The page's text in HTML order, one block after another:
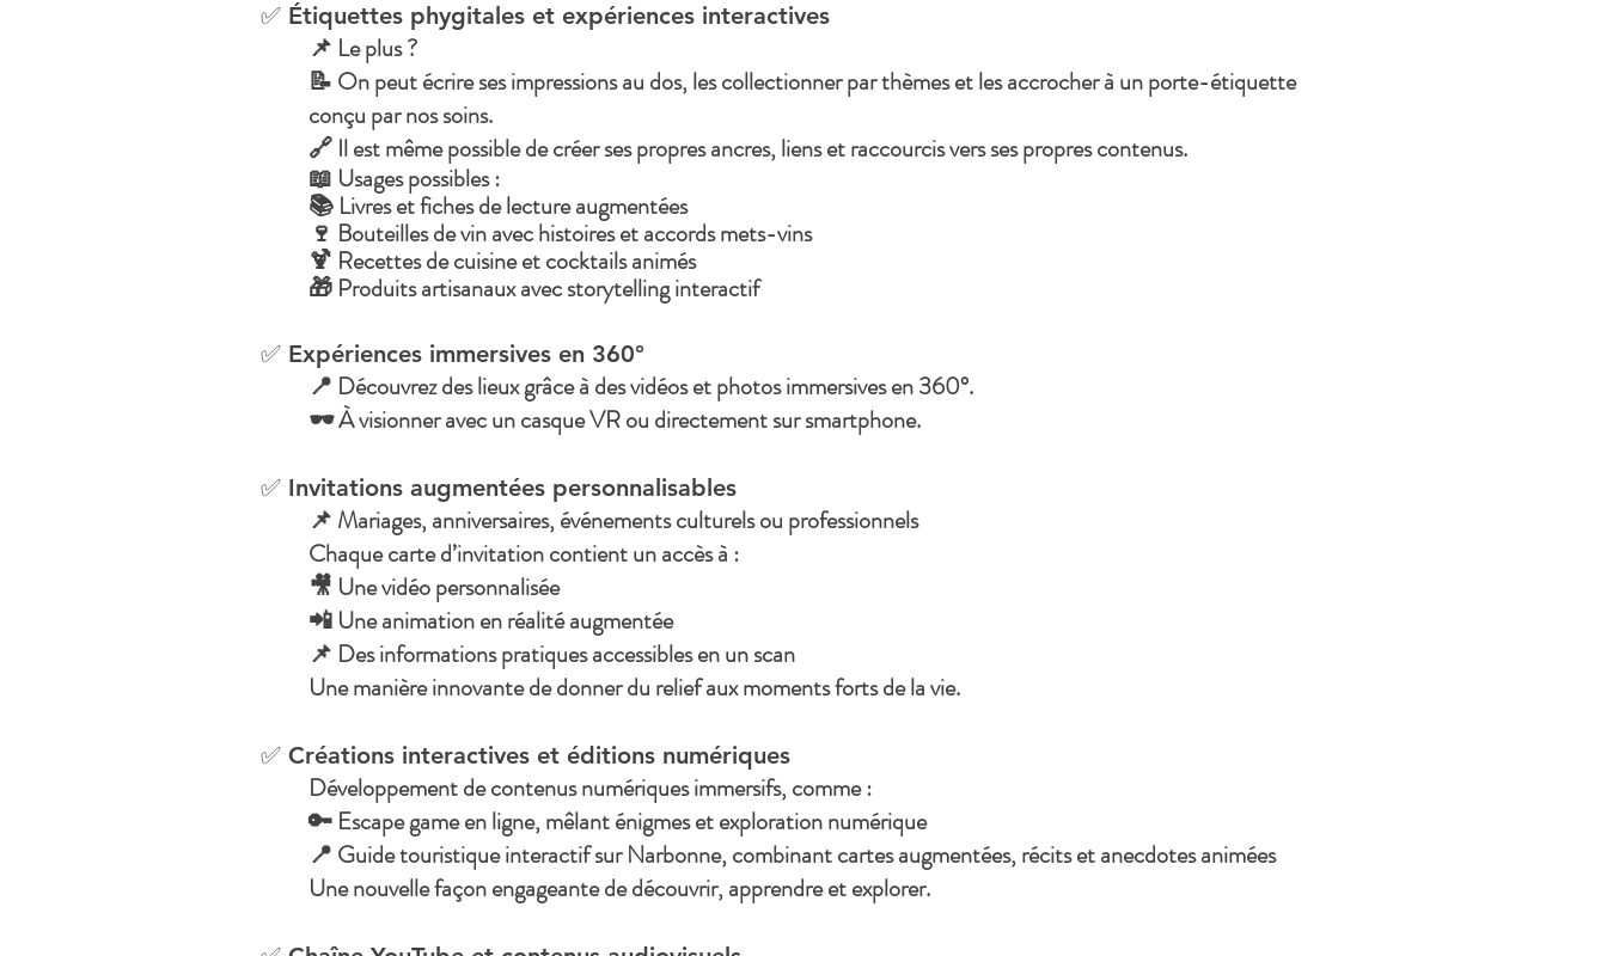
✅ Étiquettes phygitales et expériences interactives
📌 Le plus ?
📝 On peut écrire ses impressions au dos, les collectionner par thèmes et les accrocher à un porte-étiquette
conçu par nos soins.
🔗 Il est même possible de créer ses propres ancres, liens et raccourcis vers ses propres contenus.
📖 Usages possibles :
📚 Livres et fiches de lecture augmentées
🍷 Bouteilles de vin avec histoires et accords mets-vins
🍹 Recettes de cuisine et cocktails animés
🎁 Produits artisanaux avec storytelling interactif
✅ Expériences immersives en 360°
📍 Découvrez des lieux grâce à des vidéos et photos immersives en 360°.
🕶️ À visionner avec un casque VR ou directement sur smartphone.
✅ Invitations augmentées personnalisables
📌 Mariages, anniversaires, événements culturels ou professionnels
Chaque carte d’invitation contient un accès à :
🎥 Une vidéo personnalisée
📲 Une animation en réalité augmentée
📌 Des informations pratiques accessibles en un scan
Une manière innovante de donner du relief aux moments forts de la vie.
✅ Créations interactives et éditions numériques
Développement de contenus numériques immersifs, comme :
🔑 Escape game en ligne, mêlant énigmes et exploration numérique
📍 Guide touristique interactif sur Narbonne, combinant cartes augmentées, récits et anecdotes animées
Une nouvelle façon engageante de découvrir, apprendre et explorer.